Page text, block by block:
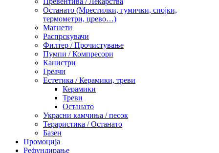
Останато (Мрестилки, гумички, спојки,
термометри, црево…)
Магнети
Распрскувачи
Филтер / Прочистување
Пумпи / Компресори
Канистри
Греачи
Естетика / Керамики, треви
Керамики
Треви
Останато
Украсни камчиња / песок
Тераристика / Останато
Базен
Промоција
Рефундирање